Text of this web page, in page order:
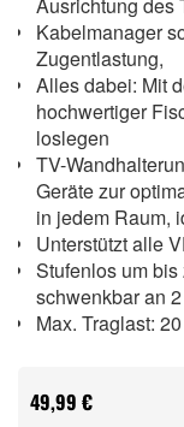
Kabelmanager
Zugentlastung,
Alles dabei: Mit
hochwertiger
loslegen
TV-
Geräte zur
in jedem Raum,
Unterstützt alle
Stufenlos um bis
schwenkbar an
Max. Traglast:
49,99 €